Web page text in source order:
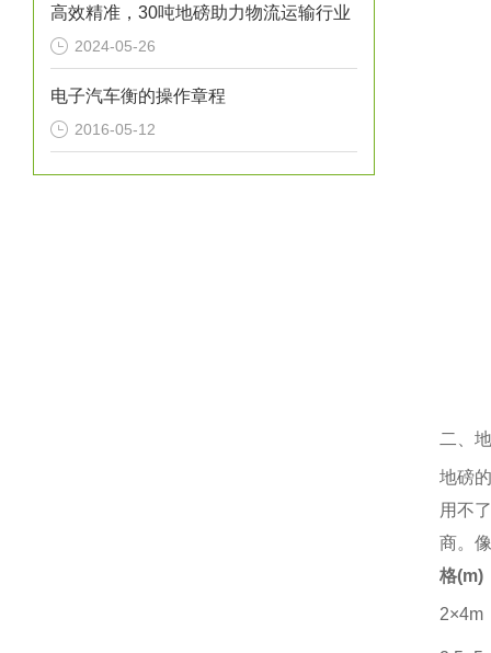
高效精准，30吨地磅助力物流运输行业
2024-05-26
电子汽车衡的操作章程
2016-05-12
二、
地磅
用不
商。
格(m)